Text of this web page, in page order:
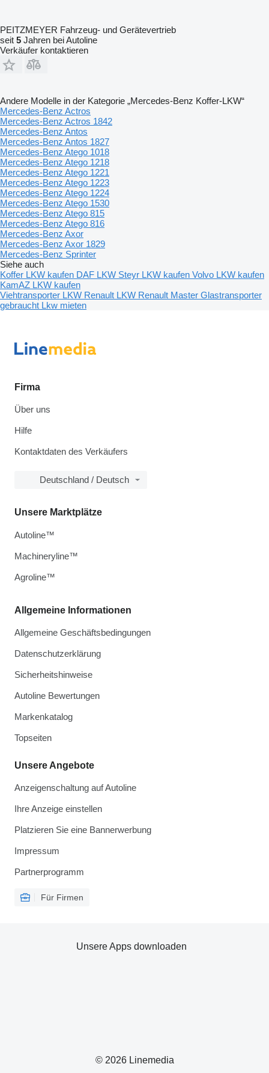
PEITZMEYER Fahrzeug- und Gerätevertrieb
seit 5 Jahren bei Autoline
Verkäufer kontaktieren
Andere Modelle in der Kategorie „Mercedes-Benz Koffer-LKW“
Mercedes-Benz Actros
Mercedes-Benz Actros 1842
Mercedes-Benz Antos
Mercedes-Benz Antos 1827
Mercedes-Benz Atego 1018
Mercedes-Benz Atego 1218
Mercedes-Benz Atego 1221
Mercedes-Benz Atego 1223
Mercedes-Benz Atego 1224
Mercedes-Benz Atego 1530
Mercedes-Benz Atego 815
Mercedes-Benz Atego 816
Mercedes-Benz Axor
Mercedes-Benz Axor 1829
Mercedes-Benz Sprinter
Siehe auch
Koffer LKW kaufen DAF LKW Steyr LKW kaufen Volvo LKW kaufen
KamAZ LKW kaufen
Viehtransporter LKW Renault LKW Renault Master Glastransporter
gebraucht Lkw mieten
Firma
Über uns
Hilfe
Kontaktdaten des Verkäufers
Deutschland / Deutsch
Allgemeine Informationen
Allgemeine Geschäftsbedingungen
Datenschutzerklärung
Sicherheitshinweise
Autoline Bewertungen
Markenkatalog
Topseiten
Unsere Angebote
Anzeigenschaltung auf Autoline
Ihre Anzeige einstellen
Platzieren Sie eine Bannerwerbung
Impressum
Partnerprogramm
Für Firmen
Unsere Marktplätze
Autoline™
Machineryline™
Agroline™
© 2026 Linemedia
Unsere Apps downloaden